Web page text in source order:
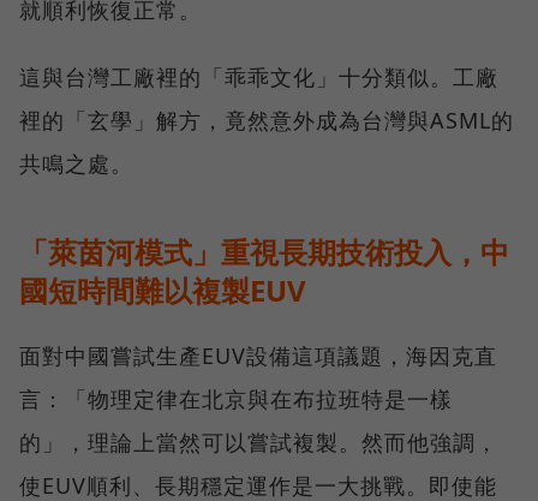
就順利恢復正常。
這與台灣工廠裡的「乖乖文化」十分類似。工廠
裡的「玄學」解方，竟然意外成為台灣與ASML的
共鳴之處。
「萊茵河模式」重視長期技術投入，中
國短時間難以複製EUV
面對中國嘗試生產EUV設備這項議題，海因克直
言：「物理定律在北京與在布拉班特是一樣
的」，理論上當然可以嘗試複製。然而他強調，
使EUV順利、長期穩定運作是一大挑戰。即使能